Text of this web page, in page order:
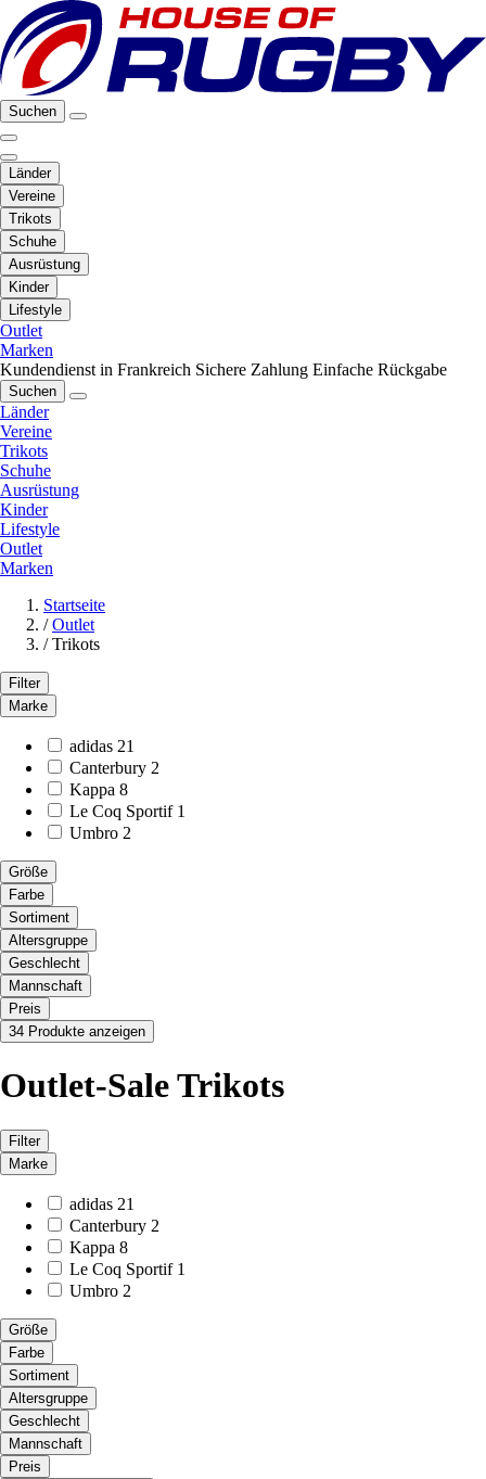
Suchen
Länder
Vereine
Trikots
Schuhe
Ausrüstung
Kinder
Lifestyle
Outlet
Marken
Kundendienst in Frankreich Sichere Zahlung Einfache Rückgabe
Suchen
Länder
Vereine
Trikots
Schuhe
Ausrüstung
Kinder
Lifestyle
Outlet
Marken
Startseite
/ Outlet
/ Trikots
Filter
Marke
adidas 21
Canterbury 2
Kappa 8
Le Coq Sportif 1
Umbro 2
Größe
Farbe
Sortiment
Altersgruppe
Geschlecht
Mannschaft
Preis
34 Produkte anzeigen
Outlet-Sale Trikots
Filter
Marke
adidas 21
Canterbury 2
Kappa 8
Le Coq Sportif 1
Umbro 2
Größe
Farbe
Sortiment
Altersgruppe
Geschlecht
Mannschaft
Preis